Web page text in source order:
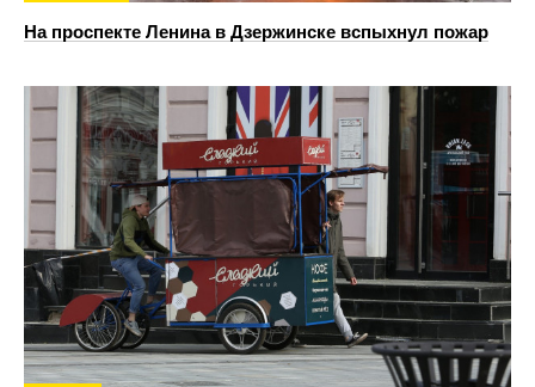
На проспекте Ленина в Дзержинске вспыхнул пожар